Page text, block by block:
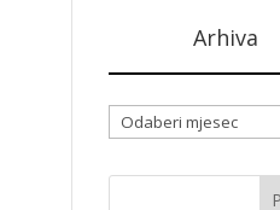
Arhiva
Arhiva